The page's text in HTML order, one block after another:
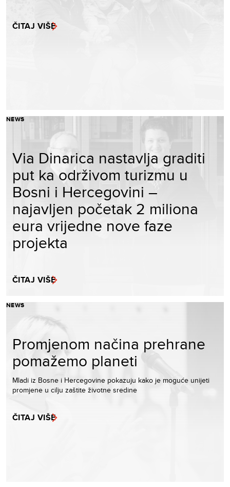
ČITAJ VIŠE
NEWS
Via Dinarica nastavlja graditi
put ka održivom turizmu u
Bosni i Hercegovini –
najavljen početak 2 miliona
eura vrijedne nove faze
projekta
ČITAJ VIŠE
NEWS
Promjenom načina prehrane
pomažemo planeti
Mladi iz Bosne i Hercegovine pokazuju kako je moguće unijeti
promjene u cilju zaštite životne sredine
ČITAJ VIŠE